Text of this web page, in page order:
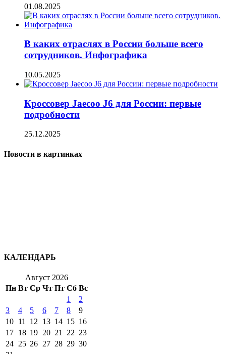
01.08.2025
В каких отраслях в России больше всего
сотрудников. Инфографика
10.05.2025
Кроссовер Jaecoo J6 для России: первые
подробности
25.12.2025
Новости в картинках
КАЛЕНДАРЬ
Август 2026
Пн Вт Ср Чт Пт Сб Вс
1
2
3
4 5 6 7 8
9
10 11 12 13 14 15 16
17 18 19 20 21 22 23
24 25 26 27 28 29 30